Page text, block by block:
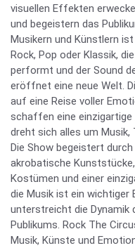
visuellen Effekten
und begeistern das
Musikern und Künstlern
Rock, Pop oder Klassik,
performt und der Sound
eröffnet eine neue Welt.
auf eine Reise voller
schaffen eine einzigartige
dreht sich alles um Musik,
Die Show begeistert
akrobatische
Kostümen und einer
die Musik ist ein wichtiger
unterstreicht die Dynamik
Publikums. Rock The
Musik, Künste und